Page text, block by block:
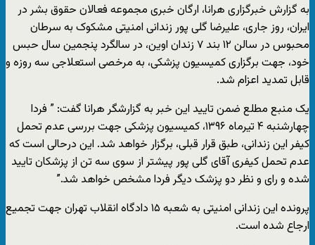
به گزارش خبرگزاری هرانا، ارگان خبری مجموعه فعالان حقوق بشر در
ایران، روز جاری، علیرضا گلی پور زندانی امنیتی مشکوک به سرطان
محبوس در سالن ۱۲ بند ۷ زندان اوین، در سالگرد پنجمین سال حبس
خود، جهت برگزاری کمیسیون پزشکی، به مرخصی استعلاجی سه روزه و
قابل تمدید اعزام شد.
یک منبع مطلع ضمن تایید این خبر به گزارشگر هرانا گفت: ” فردا
چهارشنبه ۴ تیرماه ۱۳۹۶، کمیسیون پزشکی جهت بررسی عدم تحمل
کیفر این زندانی، طبق قرار قبلی، برگزار خواهد شد. این درحالی است که
عدم تحمل کیفری آقای گلی پور پیشتر از سوی سه تن از پزشکان تایید
شده و رای و نظر دو پزشک دیگر فردا مشخص خواهد شد.”
پرونده این زندانی امنیتی به شعبه ۱۵ دادگاه انقلاب تهران جهت تجمیع
ارجاع شده است.